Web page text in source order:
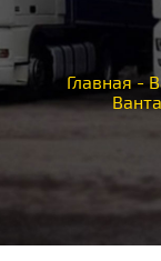
Главная -